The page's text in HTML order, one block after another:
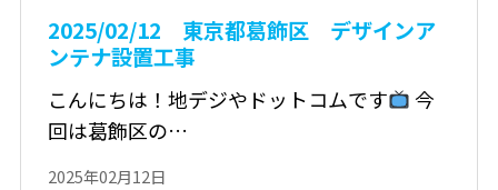
2025/02/12 東京都葛飾区 デザインア
ンテナ設置工事
こんにちは！地デジやドットコムです
今
回は葛飾区の…
2025年02月12日